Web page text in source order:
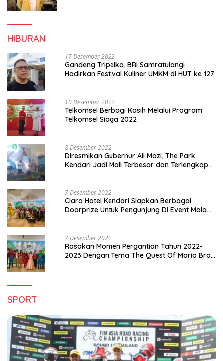
HIBURAN
17 Desember 2022
Gandeng Tripelka, BRI Samratulangi
Hadirkan Festival Kuliner UMKM di HUT ke 127
10 Desember 2022
Telkomsel Berbagi Kasih Melalui Program
Telkomsel Siaga 2022
8 Desember 2022
Diresmikan Gubernur Ali Mazi, The Park
Kendari Jadi Mall Terbesar dan Terlengkap
7 Desember 2022
Claro Hotel Kendari Siapkan Berbagai
Doorprize Untuk Pengunjung Di Event Malam
7 Desember 2022
Rasakan Momen Pergantian Tahun 2022-
2023 Dengan Tema The Quest Of Mario Bros
SPORT